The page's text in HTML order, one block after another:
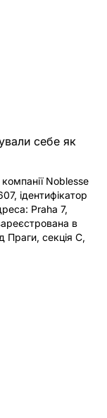
себе як
Noblesse
ідентифікатор
Praha 7,
в
Праги, секція C,